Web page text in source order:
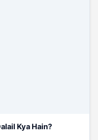
Kya Hain?